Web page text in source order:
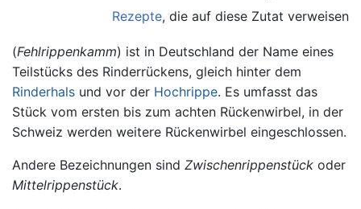
Rezepte, die auf diese Zutat verweisen.
(Fehlrippenkamm) ist in Deutschland der Name eines
Teilstücks des Rinderrückens, gleich hinter dem
Rinderhals und vor der Hochrippe. Es umfasst das
Stück vom ersten bis zum achten Rückenwirbel, in der
Schweiz werden weitere Rückenwirbel eingeschlossen.
Andere Bezeichnungen sind Zwischenrippenstück oder
Mittelrippenstück.